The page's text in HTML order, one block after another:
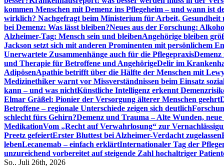
kommen Menschen mit Demenz ins Pflegeheim – und wann ist
wirklich? Nachgefragt beim Ministerium für Arbeit, Gesundheit
bei Demenz: Was lässt bleiben?Neues aus der Forschung:
Alzheimer-Tag: Mensch sein und bleibenAngehörige bleiben
Jackson setzt sich mit anderen Prominenten mit persönlichem
Unerwartete Zusammenhänge auch für die Pflegepraxis
und Therapie für Betroffene und AngehörigeDelir im
AdipösenApathie betrifft über die Hälfte der Menschen mit
Medizinethiker warnt vor Missverständnissen beim Einsatz
kann – und was nichtKünstliche Intelligenz erkennt
Elmar Gräßel: Pionier der Versorgung älterer Menschen geehrt
Betroffene – regionale Unterschiede zeigen sich deutlich
schlecht fürs Gehirn?Demenz und Trauma – Alte Wunden,
MedikationVom „Recht auf Verwahrlosung“ zur
Preetz gefeiertErster Bluttest bei Alzheimer-Verdacht zugelassen
lebenLecanemab – einfach erklärtInternationaler Tag der
unzureichend vorbereitet auf steigende Zahl hochaltriger
So.. Juli 26th, 2026